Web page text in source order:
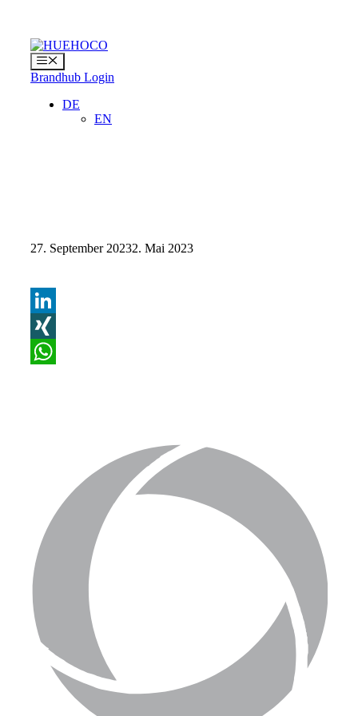
springen
Menü
Brandhub Login
DE
EN
27. September 20232. Mai 2023
LinkedIn
XING